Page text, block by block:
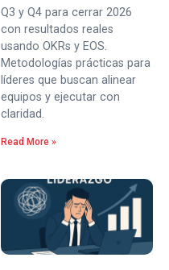
Q3 y Q4 para cerrar 2026
con resultados reales
usando OKRs y EOS.
Metodologías prácticas para
líderes que buscan alinear
equipos y ejecutar con
claridad.
Read More »